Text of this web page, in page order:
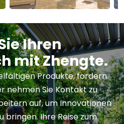
Ihren
mit Zhengte.
Produkte, fordern
nehmen Sie Kontakt zu
auf, um Innovationen
bringen. Ihre Reise zum